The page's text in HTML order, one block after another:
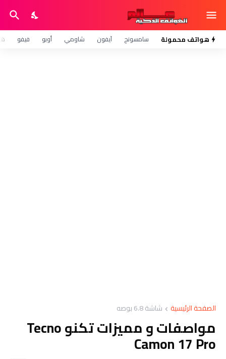
هواتف محمولة سامسونج آيفون شاومي أوبو فيفو
الصفحة الرئيسية شاشة 6.8 بوصه
مواصفات و مميزات تكنو Tecno
Camon 17 Pro